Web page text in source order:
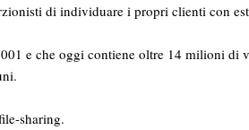
di individuare i propri clienti con
e che oggi contiene oltre 14 milioni di
sharing.